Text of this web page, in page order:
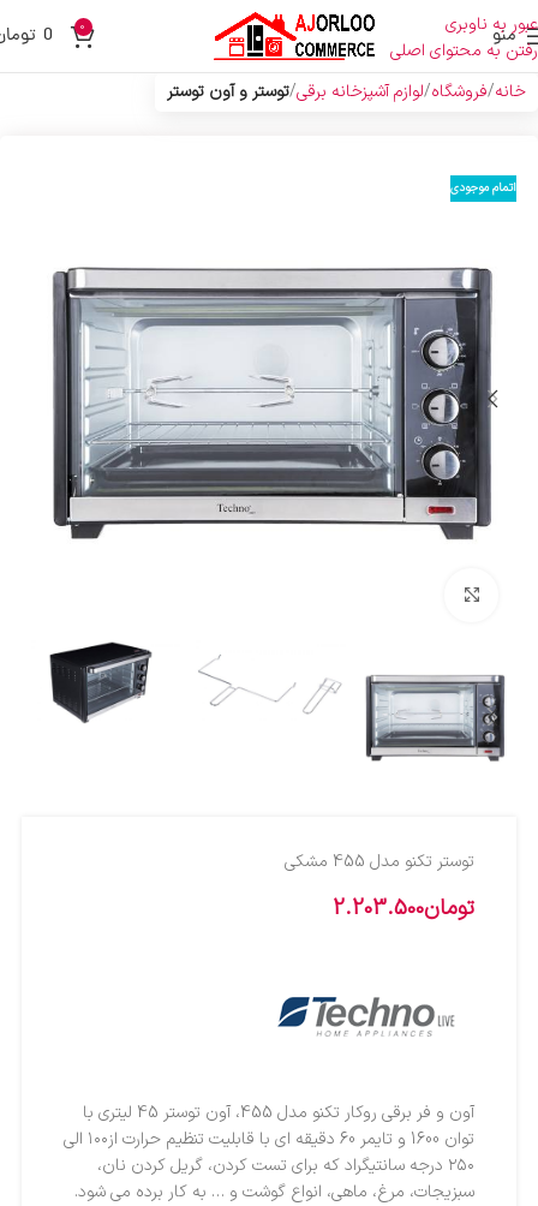
عبور به ناوبری
رفتن به محتوای اصلی
منو 0
0
خانه فروشگاه لوازم آشپزخانه برقی توستر و آون توستر
اتمام موجودی
توستر تکنو مدل 455 مشکي
تومان2.203.500
آون و فر برقی روکار تکنو مدل 455، آون توستر 45 لیتری با
توان 1600 و تایمر 60 دقیقه ای با قابلیت تنظیم حرارت از۱۰۰ الی
۲۵۰ درجه سانتیگراد که برای تست کردن، گریل کردن نان،
سبزیجات، مرغ، ماهی، انواع گوشت و … به کار برده می شود.